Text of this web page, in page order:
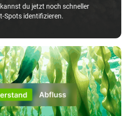
du jetzt noch schneller
Spots identifizieren.